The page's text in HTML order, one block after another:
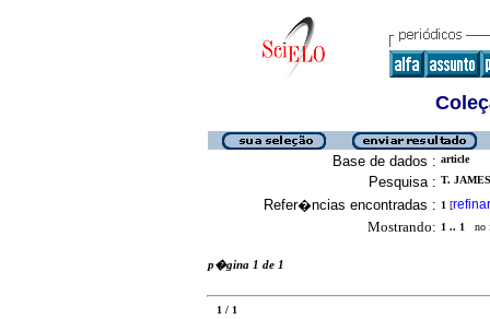
Base de dados : article
Pesquisa : T.
Refer�ncias encontradas : 1 [refinar
Mostrando: 1 .. 1 no
p�gina 1 de 1
1 / 1